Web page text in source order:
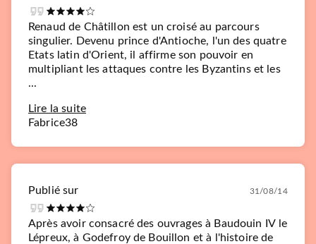
Renaud de Châtillon est un croisé au parcours
singulier. Devenu prince d'Antioche, l'un des quatre
Etats latin d'Orient, il affirme son pouvoir en
multipliant les attaques contre les Byzantins et les
...
Lire la suite
Fabrice38
Publié sur 31/08/14
Après avoir consacré des ouvrages à Baudouin IV le
Lépreux, à Godefroy de Bouillon et à l'histoire de